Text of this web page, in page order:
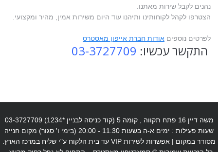
נהנים לקבל שירות מאתנו.
הצטרפו לקהל לקוחותינו ותיהנו עוד היום משירות אמין, מהיר ומקצועי.
לפרטים נוספים אודות חברת אייפון מאסטרס
התקשר עכשיו: 03-3727709
משה דיין 16 פתח תקווה , קומה 5 (קוד כניסה לבניין *1234) 03-3727709
שעות פעילות : ימים א-ה בשעות 11:30 - 20:00 (בימי ו' סגור) מקום חנייה
מסודר במקום | אפשרות לשירות VIP עד בית הלקוח ע"י שליח במרכז הארץ.